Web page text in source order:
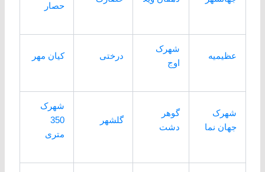
حصار
عظیمیه
شهرک
اوج
درختی کیان مهر
شهرک
جهان نما
گوهر
دشت
گلشهر
شهرک
350
متری